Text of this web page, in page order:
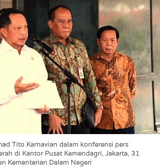
Tito Karnavian dalam konferensi pers
di Kantor Pusat Kemendagri, Jakarta, 31
Kementerian Dalam Negeri